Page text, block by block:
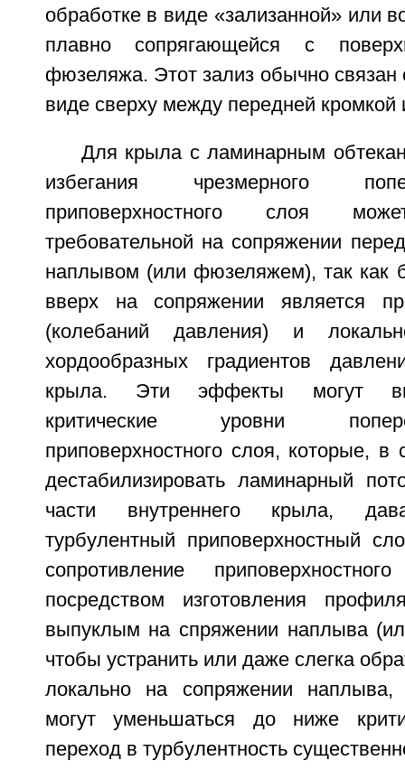
обработке в виде «зализанной» или
плавно сопрягающейся с
фюзеляжа. Этот зализ обычно связан
виде сверху между передней
Для крыла с ламинарным
избегания чрезмерного
приповерхностного слоя
требовательной на сопряжении
наплывом (или фюзеляжем), так как
вверх на сопряжении является
(колебаний давления) и
хордообразных градиентов
крыла. Эти эффекты могут
критические уровни
приповерхностного слоя, которые, в
дестабилизировать ламинарный
части внутреннего крыла,
турбулентный приповерхностный
сопротивление
посредством изготовления
выпуклым на спряжении наплыва
чтобы устранить или даже слегка
локально на сопряжении наплыва,
могут уменьшаться до ниже
переход в турбулентность